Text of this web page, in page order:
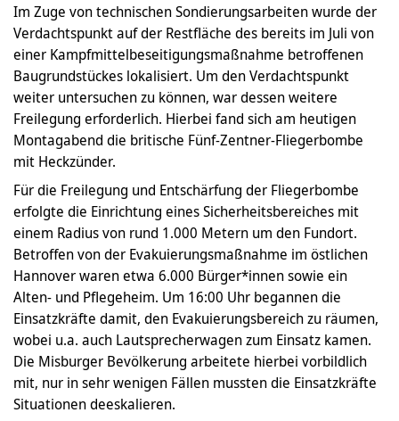
Im Zuge von technischen Sondierungsarbeiten wurde der
Verdachtspunkt auf der Restfläche des bereits im Juli von
einer Kampfmittelbeseitigungsmaßnahme betroffenen
Baugrundstückes lokalisiert. Um den Verdachtspunkt
weiter untersuchen zu können, war dessen weitere
Freilegung erforderlich. Hierbei fand sich am heutigen
Montagabend die britische Fünf-Zentner-Fliegerbombe
mit Heckzünder.
Für die Freilegung und Entschärfung der Fliegerbombe
erfolgte die Einrichtung eines Sicherheitsbereiches mit
einem Radius von rund 1.000 Metern um den Fundort.
Betroffen von der Evakuierungsmaßnahme im östlichen
Hannover waren etwa 6.000 Bürger*innen sowie ein
Alten- und Pflegeheim. Um 16:00 Uhr begannen die
Einsatzkräfte damit, den Evakuierungsbereich zu räumen,
wobei u.a. auch Lautsprecherwagen zum Einsatz kamen.
Die Misburger Bevölkerung arbeitete hierbei vorbildlich
mit, nur in sehr wenigen Fällen mussten die Einsatzkräfte
Situationen deeskalieren.